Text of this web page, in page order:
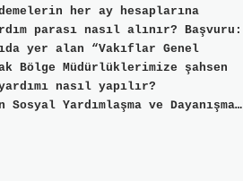
her ay hesaplarına
parası nasıl alınır? Başvuru:
yer alan “Vakıflar Genel
Bölge Müdürlüklerimize şahsen
nasıl yapılır?
Yardımlaşma ve Dayanışma…